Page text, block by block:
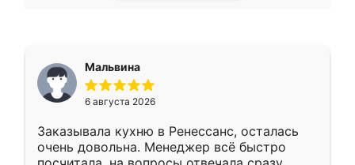
Мальвина
6 августа 2026
Заказывала кухню в Ренессанс, осталась
очень довольна. Менеджер всё быстро